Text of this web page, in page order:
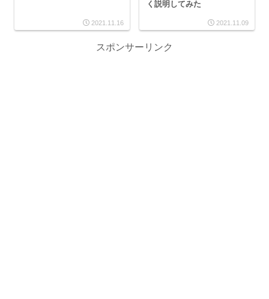
2021.11.16
く説明してみた
2021.11.09
スポンサーリンク